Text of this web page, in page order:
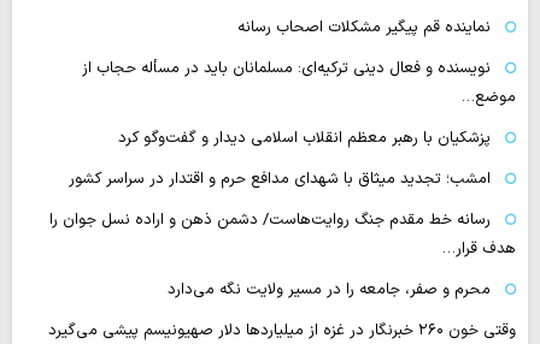
نماینده قم پیگیر مشکلات اصحاب رسانه
نویسنده و فعال دینی ترکیه‌ای: مسلمانان باید در مسأله حجاب از
موضع…
پزشکیان با رهبر معظم انقلاب اسلامی دیدار و گفت‌وگو کرد
امشب؛ تجدید میثاق با شهدای مدافع حرم و اقتدار در سراسر کشور
رسانه‌ خط مقدم جنگ روایت‌هاست/ دشمن ذهن و اراده نسل جوان را
هدف قرار…
محرم و صفر، جامعه را در مسیر ولایت نگه می‌دارد
وقتی خون ۲۶۰ خبرنگار در غزه از میلیاردها دلار صهیونیسم پیشی می‌گیرد